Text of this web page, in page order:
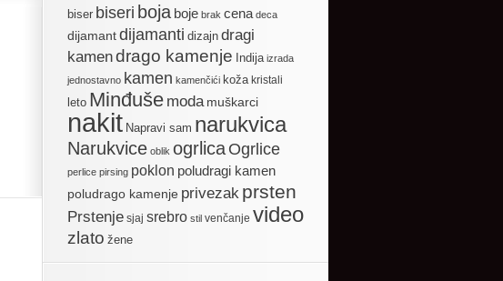
biser biseri boja boje brak cena deca
dijamantdijamanti dizajn dragi
kamendrago kamenje Indija izrada
jednostavno kamen kamenčići koža kristali
leto Minđuše moda muškarci
nakit Napravi sam narukvica
Narukvice oblik ogrlicaOgrlice
perlice pirsing poklon poludragi kamen
poludrago kamenje privezak prsten
Prstenje sjaj srebro stil venčanje video
zlato žene